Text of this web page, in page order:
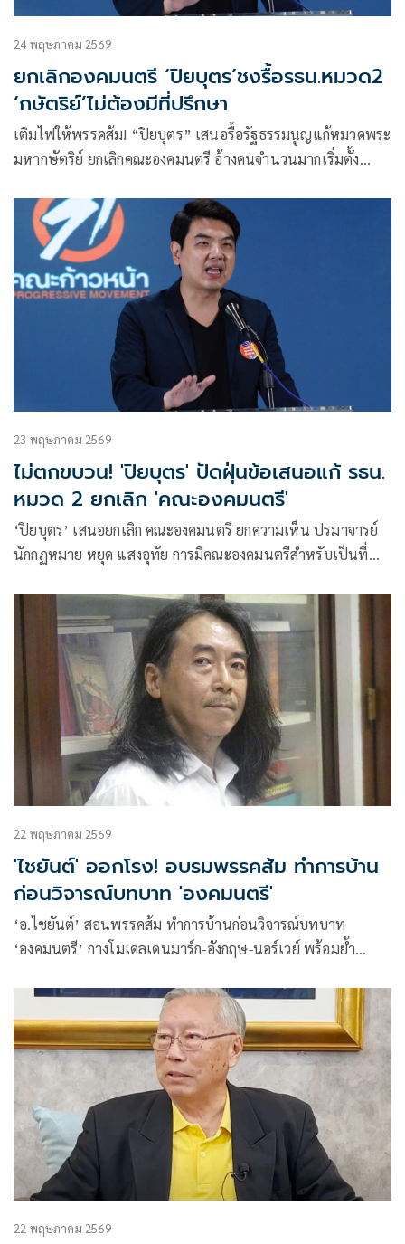
24 พฤษภาคม 2569
ยกเลิกองคมนตรี ‘ปิยบุตร’ชงรื้อรธน.หมวด2
‘กษัตริย์’ไม่ต้องมีที่ปรึกษา
เติมไฟให้พรรคส้ม! “ปิยบุตร” เสนอรื้อรัฐธรรมนูญแก้หมวดพระ
มหากษัตริย์ ยกเลิกคณะองคมนตรี อ้างคนจำนวนมากเริ่มตั้ง
สถาบัน
23 พฤษภาคม 2569
ไม่ตกขบวน! 'ปิยบุตร' ปัดฝุ่นข้อเสนอแก้ รธน.
หมวด 2 ยกเลิก 'คณะองคมนตรี'
‘ปิยบุตร’ เสนอยกเลิก คณะองคมนตรี ยกความเห็น ปรมาจารย์
นักกฏหมาย หยุด แสงอุทัย การมีคณะองคมนตรีสำหรับเป็นที่
ประชาธิปไตย
22 พฤษภาคม 2569
'ไชยันต์' ออกโรง! อบรมพรรคส้ม ทำการบ้าน
ก่อนวิจารณ์บทบาท 'องคมนตรี'
‘อ.ไชยันต์’ สอนพรรคส้ม ทำการบ้านก่อนวิจารณ์บทบาท
‘องคมนตรี’ กางโมเดลเดนมาร์ก-อังกฤษ-นอร์เวย์ พร้อมย้ำ
22 พฤษภาคม 2569